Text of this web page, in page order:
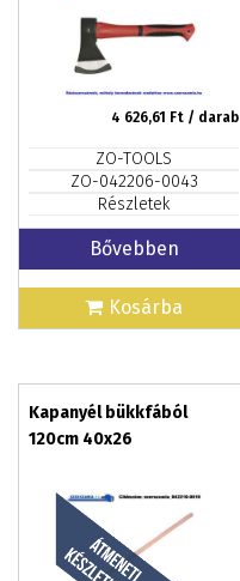
4 626,61 Ft / darab
ZO-TOOLS
ZO-042206-0043
Részletek
Bővebben
Kosárba
Kapanyél bükkfából
120cm 40x26